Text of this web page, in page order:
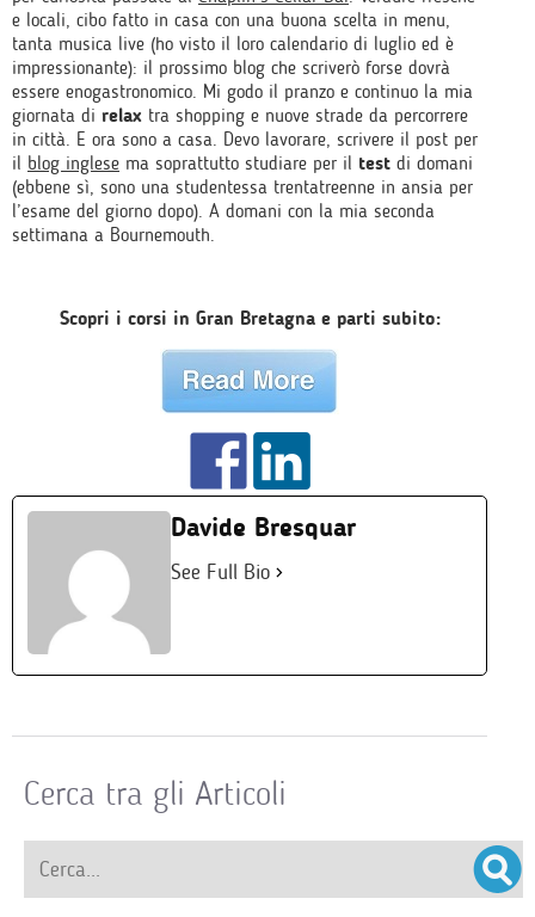
e locali, cibo fatto in casa con una buona scelta in menu,
tanta musica live (ho visto il loro calendario di luglio ed è
impressionante): il prossimo blog che scriverò forse dovrà
essere enogastronomico. Mi godo il pranzo e continuo la mia
giornata di relax tra shopping e nuove strade da percorrere
in città. E ora sono a casa. Devo lavorare, scrivere il post per
il blog inglese ma soprattutto studiare per il test di domani
(ebbene sì, sono una studentessa trentatreenne in ansia per
l’esame del giorno dopo). A domani con la mia seconda
settimana a Bournemouth.
Scopri i corsi in Gran Bretagna e parti subito:
Davide Bresquar
See Full Bio
Cerca tra gli Articoli